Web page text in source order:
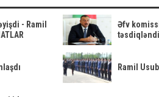
- Ramil
Əfv
təsdiqləndi
Ramil